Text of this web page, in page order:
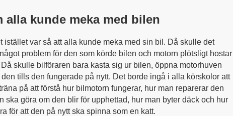
alla kunde meka med bilen
istället var så att alla kunde meka med sin bil. Då skulle det
problem för den som körde bilen och motorn plötsligt hostar
skulle bilföraren bara kasta sig ur bilen, öppna motorhuven
tills den fungerade på nytt. Det borde ingå i alla körskolor att
på att förstå hur bilmotorn fungerar, hur man reparerar den
ska göra om den blir för upphettad, hur man byter däck och hur
för att den på nytt ska spinna som en katt.